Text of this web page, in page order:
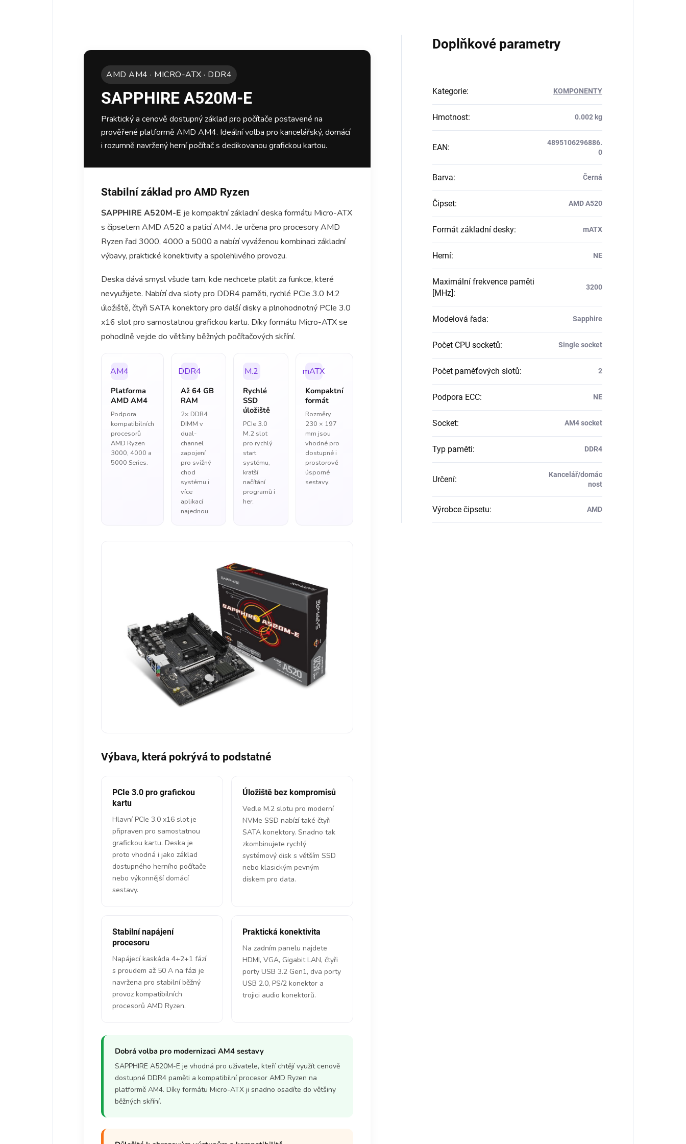
AMD AM4 · MICRO-ATX · DDR4
SAPPHIRE A520M-E
Praktický a cenově dostupný základ pro počítače postavené na
prověřené platformě AMD AM4. Ideální volba pro kancelářský, domácí
i rozumně navržený herní počítač s dedikovanou grafickou kartou.
Stabilní základ pro AMD Ryzen
SAPPHIRE A520M-E je kompaktní základní deska formátu Micro-ATX
s čipsetem AMD A520 a paticí AM4. Je určena pro procesory AMD
Ryzen řad 3000, 4000 a 5000 a nabízí vyváženou kombinaci základní
výbavy, praktické konektivity a spolehlivého provozu.
Deska dává smysl všude tam, kde nechcete platit za funkce, které
nevyužijete. Nabízí dva sloty pro DDR4 paměti, rychlé PCIe 3.0 M.2
úložiště, čtyři SATA konektory pro další disky a plnohodnotný PCIe 3.0
x16 slot pro samostatnou grafickou kartu. Díky formátu Micro-ATX se
pohodlně vejde do většiny běžných počítačových skříní.
AM4
Platforma
AMD AM4
Podpora
kompatibilních
procesorů
AMD Ryzen
3000, 4000 a
5000 Series.
DDR4
Až 64 GB
RAM
2× DDR4
DIMM v
dual-
channel
zapojení
pro svižný
chod
systému i
více
aplikací
najednou.
M.2
Rychlé
SSD
úložiště
PCIe 3.0
M.2 slot
pro rychlý
start
systému,
kratší
načítání
programů i
her.
mATX
Kompaktní
formát
Rozměry
230 × 197
mm jsou
vhodné pro
dostupné i
prostorově
úsporné
sestavy.
Výbava, která pokrývá to podstatné
PCIe 3.0 pro grafickou
kartu
Hlavní PCIe 3.0 x16 slot je
připraven pro samostatnou
grafickou kartu. Deska je
proto vhodná i jako základ
dostupného herního počítače
nebo výkonnější domácí
sestavy.
Úložiště bez kompromisů
Vedle M.2 slotu pro moderní
NVMe SSD nabízí také čtyři
SATA konektory. Snadno tak
zkombinujete rychlý
systémový disk s větším SSD
nebo klasickým pevným
diskem pro data.
Stabilní napájení
procesoru
Napájecí kaskáda 4+2+1 fází
s proudem až 50 A na fázi je
navržena pro stabilní běžný
provoz kompatibilních
procesorů AMD Ryzen.
Praktická konektivita
Na zadním panelu najdete
HDMI, VGA, Gigabit LAN, čtyři
porty USB 3.2 Gen1, dva porty
USB 2.0, PS/2 konektor a
trojici audio konektorů.
Dobrá volba pro modernizaci AM4 sestavy
SAPPHIRE A520M-E je vhodná pro uživatele, kteří chtějí využít cenově
dostupné DDR4 paměti a kompatibilní procesor AMD Ryzen na
platformě AM4. Díky formátu Micro-ATX ji snadno osadíte do většiny
běžných skříní.
Doplňkové parametry
Kategorie: KOMPONENTY
Hmotnost: 0.002 kg
EAN:
4895106296886.
0
Barva: Černá
Čipset: AMD A520
Formát základní desky: mATX
Herní: NE
Maximální frekvence paměti
[MHz]:
3200
Modelová řada: Sapphire
Počet CPU socketů: Single socket
Počet paměťových slotů: 2
Podpora ECC: NE
Socket: AM4 socket
Typ paměti: DDR4
Určení:
Kancelář/domác
nost
Výrobce čipsetu: AMD